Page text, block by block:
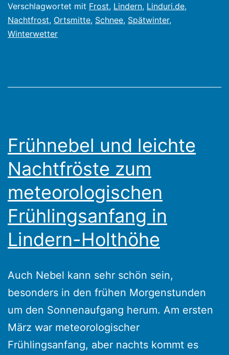
Winter
Verschlagwortet mit Frost, Lindern, Linduri.de,
Nachtfrost, Ortsmitte, Schnee, Spätwinter,
Winterwetter
Frühnebel und leichte
Nachtfröste zum
meteorologischen
Frühlingsanfang in
Lindern-Holthöhe
Auch Nebel kann sehr schön sein,
besonders in den frühen Morgenstunden
um den Sonnenaufgang herum. Am ersten
März war meteorologischer
Frühlingsanfang, aber nachts kommt es